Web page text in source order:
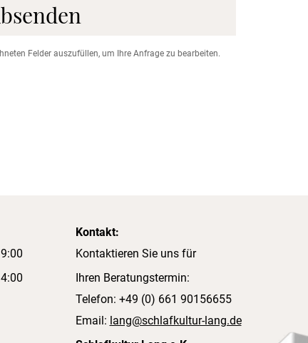
Felder auszufüllen, um Ihre Anfrage zu bearbeiten.
Kontakt:
Kontaktieren Sie uns für
Ihren Beratungstermin:
Telefon: +49 (0) 661 90156655
Email: lang@schlafkultur-lang.de